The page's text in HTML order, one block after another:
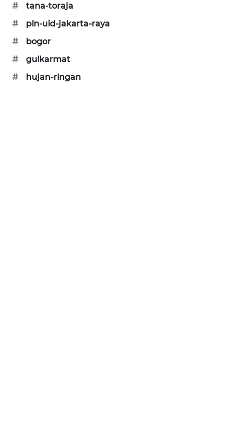
#
tana-toraja
#
pln-uid-jakarta-raya
#
bogor
#
gulkarmat
#
hujan-ringan
GARONGGANG
NEWS
FISUELRI
ID
ENERGI